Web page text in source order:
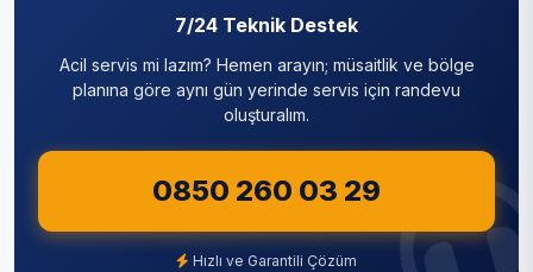
Sultanbeyli
Şişli
7/24 Teknik Destek
Acil servis mi lazım? Hemen arayın; müsaitlik ve bölge
planına göre aynı gün yerinde servis için randevu
oluşturalım.
0850 260 03 29
Hızlı ve Garantili Çözüm